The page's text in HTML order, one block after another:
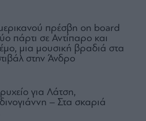
πρέσβη on board
πάρτι σε Αντίπαρο και
μια μουσική βραδιά στα
στην Άνδρο
για Λάτση,
– Στα σκαριά